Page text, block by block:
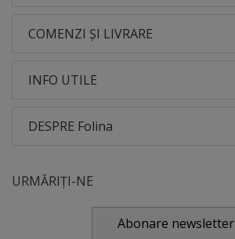
COMENZI ȘI LIVRARE
INFO UTILE
DESPRE Folina
URMĂRIȚI-NE
Abonare newsletter